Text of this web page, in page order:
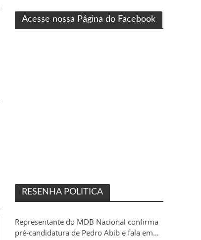
Acesse nossa Página do Facebook
RESENHA POLITICA
Representante do MDB Nacional confirma
pré-candidatura de Pedro Abib e fala em